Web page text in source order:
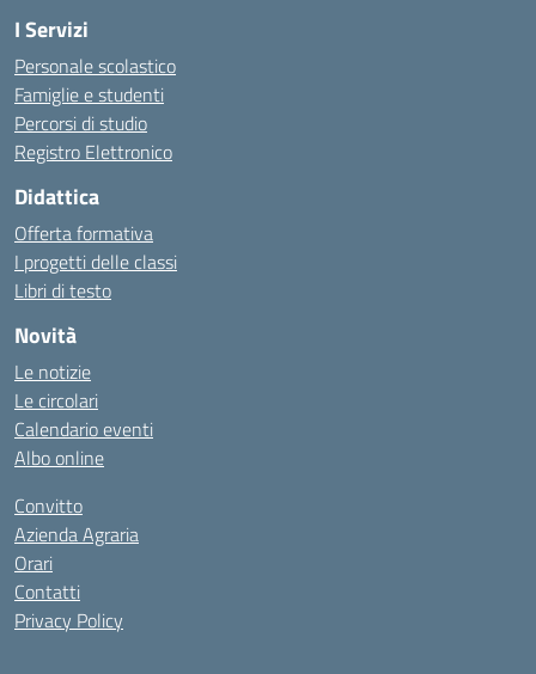
I Servizi
Personale scolastico
Famiglie e studenti
Percorsi di studio
Registro Elettronico
Didattica
Offerta formativa
I progetti delle classi
Libri di testo
Novità
Le notizie
Le circolari
Calendario eventi
Albo online
Convitto
Azienda Agraria
Orari
Contatti
Privacy Policy